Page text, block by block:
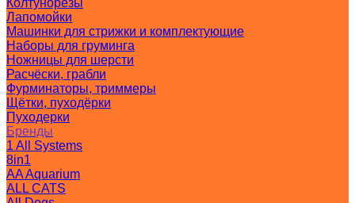
Колтунорезы
Лапомойки
Машинки для стрижки и комплектующие
Наборы для груминга
Ножницы для шерсти
Расчёски, грабли
Фурминаторы, триммеры
Щётки, пуходёрки
Пуходерки
Бренды
1 All Systems
8in1
AA Aquarium
ALL CATS